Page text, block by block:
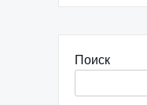
Поиск